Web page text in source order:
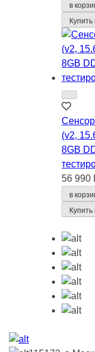
в
Купить
(v2,
8GB
56 990
в
Купить